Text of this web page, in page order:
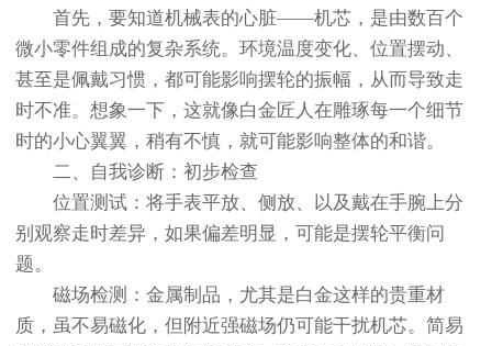
首先，要知道机械表的心脏——机芯，是由数百个
微小零件组成的复杂系统。环境温度变化、位置摆动、
甚至是佩戴习惯，都可能影响摆轮的振幅，从而导致走
时不准。想象一下，这就像白金匠人在雕琢每一个细节
时的小心翼翼，稍有不慎，就可能影响整体的和谐。
二、自我诊断：初步检查
位置测试：将手表平放、侧放、以及戴在手腕上分
别观察走时差异，如果偏差明显，可能是摆轮平衡问
题。
磁场检测：金属制品，尤其是白金这样的贵重材
质，虽不易磁化，但附近强磁场仍可能干扰机芯。简易